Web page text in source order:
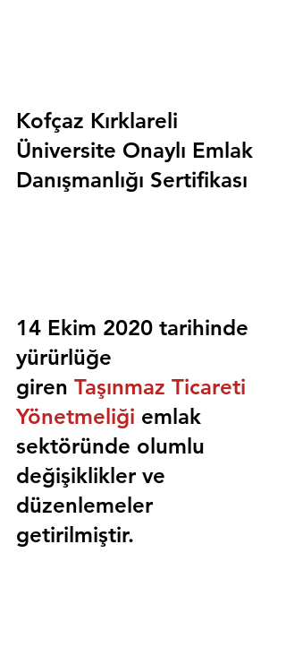
Kofçaz Kırklareli
Üniversite Onaylı Emlak
Danışmanlığı Sertifikası
14 Ekim 2020 tarihinde
yürürlüğe
giren Taşınmaz Ticareti
Yönetmeliği emlak
sektöründe olumlu
değişiklikler ve
düzenlemeler
getirilmiştir.